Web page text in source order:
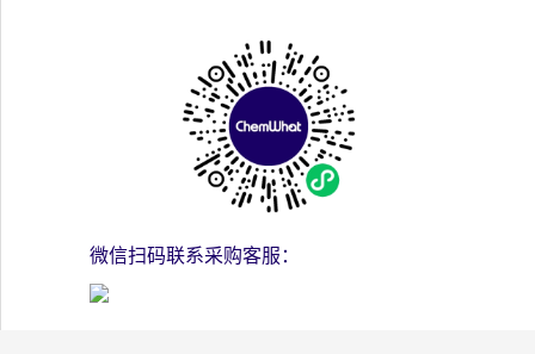
微信扫码联系采购客服：